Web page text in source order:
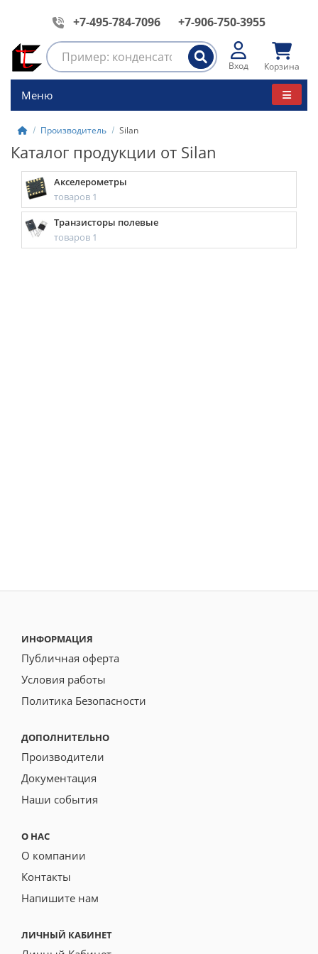
+7-495-784-7096 +7-906-750-3955
Вход Корзина
Меню
Производитель Silan
Каталог продукции от Silan
Акселерометры
товаров 1
Транзисторы полевые
товаров 1
ИНФОРМАЦИЯ
Публичная оферта
Условия работы
Политика Безопасности
ДОПОЛНИТЕЛЬНО
Производители
Документация
Наши события
О НАС
О компании
Контакты
Напишите нам
ЛИЧНЫЙ КАБИНЕТ